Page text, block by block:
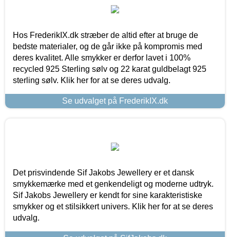
Hos FrederikIX.dk stræber de altid efter at bruge de
bedste materialer, og de går ikke på kompromis med
deres kvalitet. Alle smykker er derfor lavet i 100%
recycled 925 Sterling sølv og 22 karat guldbelagt 925
sterling sølv. Klik her for at se deres udvalg.
Se udvalget på FrederikIX.dk
Det prisvindende Sif Jakobs Jewellery er et dansk
smykkemærke med et genkendeligt og moderne udtryk.
Sif Jakobs Jewellery er kendt for sine karakteristiske
smykker og et stilsikkert univers. Klik her for at se deres
udvalg.